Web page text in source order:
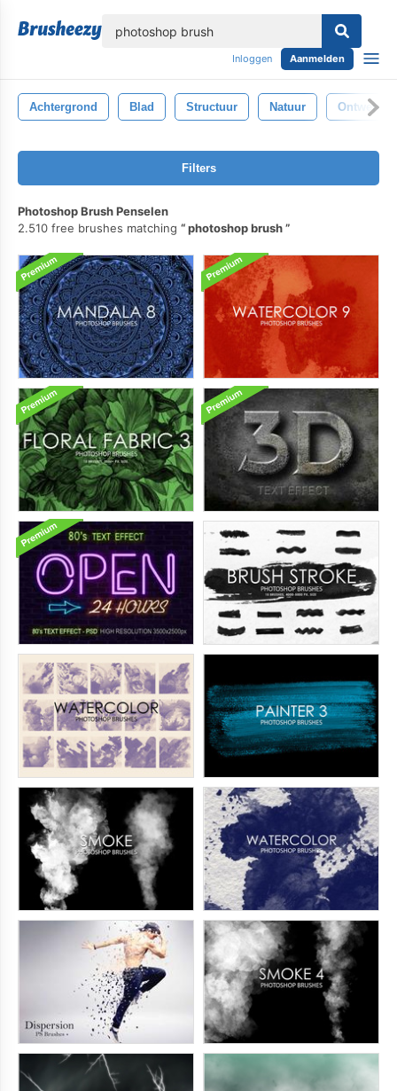
Inloggen Aanmelden
Achtergrond Blad Structuur Natuur Ontwerp
Filters
Photoshop Brush Penselen
2.510 free brushes matching
photoshop brush